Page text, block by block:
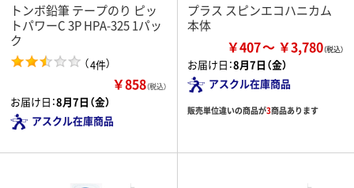
トンボ鉛筆 テープのり ピッ
トパワーC 3P HPA-325 1パッ
ク
（4件）
￥858（税込）
お届け日：8月7日（金）
アスクル在庫商品
プラス スピンエコハニカム
本体
￥407 ￥3,780
お届け日：8月7日（金）
アスクル在庫商品
販売単位違いの商品が3商品あります